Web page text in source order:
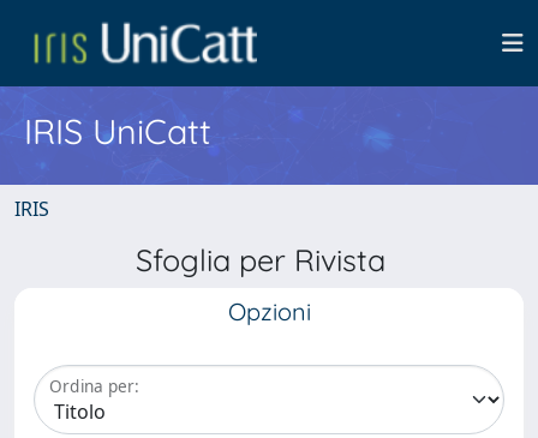
IRIS UniCatt
IRIS
Sfoglia per Rivista
Opzioni
Ordina per: